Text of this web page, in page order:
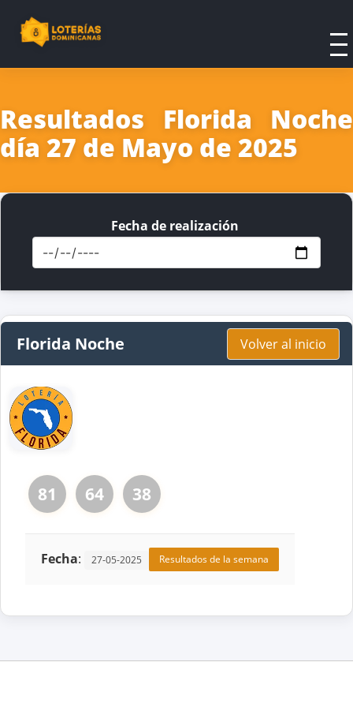
Resultados Florida Noche
día 27 de Mayo de 2025
Fecha de realización
Florida Noche Volver al inicio
81 64 38
Fecha: 27-05-2025 Resultados de la semana